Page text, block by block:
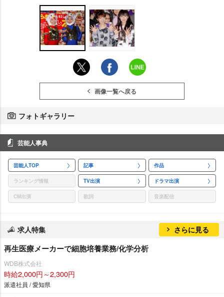
画像一覧へ戻る
フォトギャラリー
芸能人事典
芸能人TOP 記事 作品
ランキング情報 TV出演 ドラマ出演
CM出演 歌詞 音楽配信
求人特集 さらに見る
再生医療メーカーで細胞培養業務/化学分析
WDB株式会社
時給2,000円～2,300円
派遣社員 / 愛知県